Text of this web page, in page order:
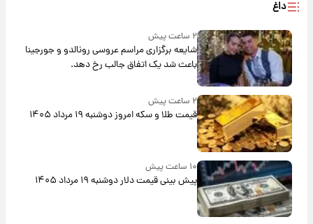
داغ
۲ ساعت پیش
شایعه برگزاری مراسم عروسی رونالدو و جورجینا
باعث شد یک اتفاق جالب رخ دهد.
۲ ساعت پیش
قیمت طلا و سکه امروز دوشنبه ۱۹ مرداد ۱۴۰۵
۱۰ ساعت پیش
پیش‌ بینی قیمت دلار دوشنبه ۱۹ مرداد ۱۴۰۵